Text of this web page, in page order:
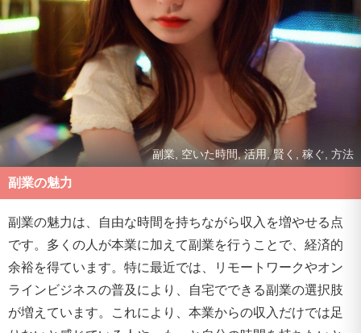
副業, 空いた時間, 活用, 賢く, 稼ぐ, 方法
副業の魅力
副業の魅力は、自由な時間を持ちながら収入を増やせる点
です。多くの人が本業に加えて副業を行うことで、経済的
余裕を得ています。特に最近では、リモートワークやオン
ラインビジネスの普及により、自宅でできる副業の選択肢
が増えています。これにより、本業からの収入だけでは足